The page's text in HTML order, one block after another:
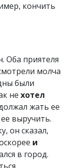
кончить
Оба приятеля
молча
были
не хотел
жать ее
выручить.
он сказал,
и
в город.